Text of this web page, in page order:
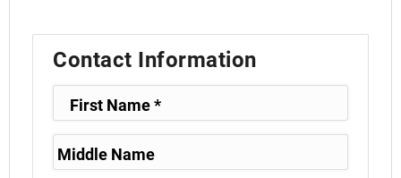
Contact Information